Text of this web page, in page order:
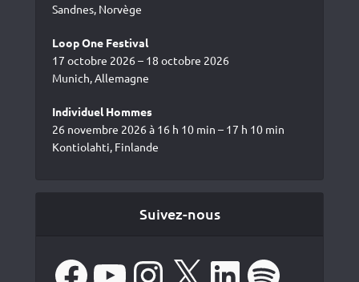
Sandnes, Norvège
Loop One Festival
17 octobre 2026 – 18 octobre 2026
Munich, Allemagne
Individuel Hommes
26 novembre 2026 à 16 h 10 min – 17 h 10 min
Kontiolahti, Finlande
Suivez-nous
Facebook Instagram LinkedIn Spotify